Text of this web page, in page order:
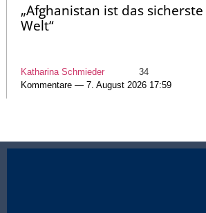
„Afghanistan ist das
Welt“
Katharina Schmieder
34
Kommentare — 7. August 2026 17:59